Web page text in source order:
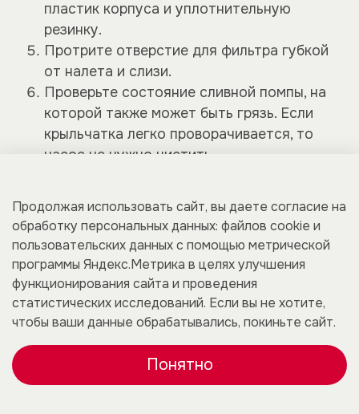
пластик корпуса и уплотнительную
резинку.
Протрите отверстие для фильтра губкой
от налета и слизи.
Проверьте состояние сливной помпы, на
которой также может быть грязь. Если
крыльчатка легко проворачивается, то
насос не нужно чистить.
Эта задача может оказаться непростой,
особенно если машинка встроена в мебель или
находится в труднодоступном месте. В таких
случаях лучше вызвать специалистов.
Продолжая использовать сайт, вы даете согласие на
обработку персональных данных: файлов cookie и
пользовательских данных с помощью метрической
программы Яндекс.Метрика в целях улучшения
функционирования сайта и проведения
статистических исследований. Если вы не хотите,
чтобы ваши данные обрабатывались, покиньте сайт.
Понятно